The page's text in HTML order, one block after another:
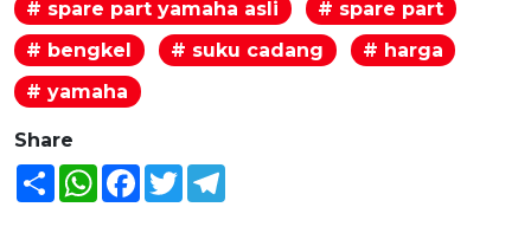
# spare part yamaha asli
# spare part
# bengkel
# suku cadang
# harga
# yamaha
Share
Share WhatsAppFacebook
Twitter